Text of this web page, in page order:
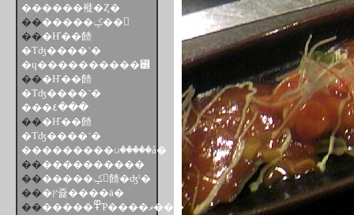
������褷�Ȥ�
��
�����ݤ��
���Ҥ��餷
�Τʤ����˺�
�ɥ����������꡼
���Ҥ��餷
�Τʤ����˺�
���٤���
���Ҥ��餷
�Τʤ����˺�
���������ꤣ�����å�
����̣��������
��
�����ݤ󤵤餷�ʤˤ�
��
�ץ쥹����ä�
��
�����߾Ƥ����ޥ���